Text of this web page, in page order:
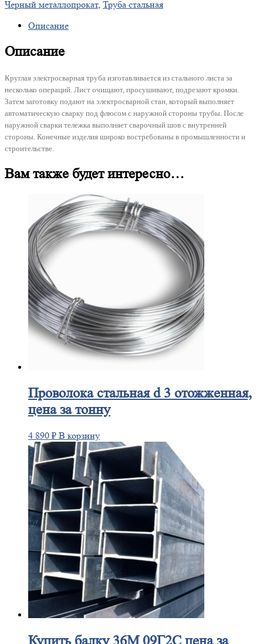
Черный металлопрокат, Труба стальная
Описание
Описание
Круглая электросварная труба изготавливается из стального листа за
несколько операций. Лист очищают, просушивают, подрезают кромки.
Затем заготовку подают на электросварной стан, который выполняет
автоматическую сварку под флюсом с наружной стороны трубы. После
наружной сварки тележка выполняет сварочный шов с внутренней
стороны. Конечные изделия широко востребованы в промышленности и
строительстве.
Вам также будет интересно…
Проволокастальная d 3 отожженная,
цена за тонну
4 890 ₽ В корзину
Купитьбалку 36М 09Г2С цена за